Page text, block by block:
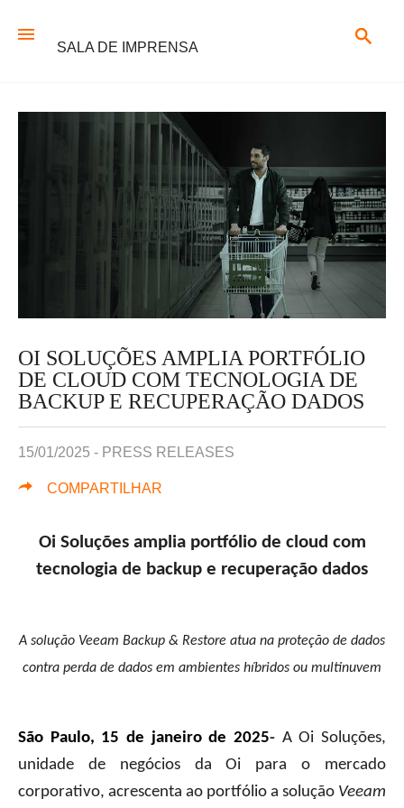
SALA DE IMPRENSA
OI SOLUÇÕES AMPLIA PORTFÓLIO
DE CLOUD COM TECNOLOGIA DE
BACKUP E RECUPERAÇÃO DADOS
15/01/2025 - PRESS RELEASES
COMPARTILHAR
Oi Soluções amplia portfólio de cloud com
tecnologia de backup e recuperação dados
A solução Veeam Backup & Restore atua na proteção de dados
contra perda de dados em ambientes híbridos ou multinuvem
São Paulo, 15 de janeiro de 2025- A Oi Soluções,
unidade de negócios da Oi para o mercado
corporativo, acrescenta ao portfólio a solução Veeam